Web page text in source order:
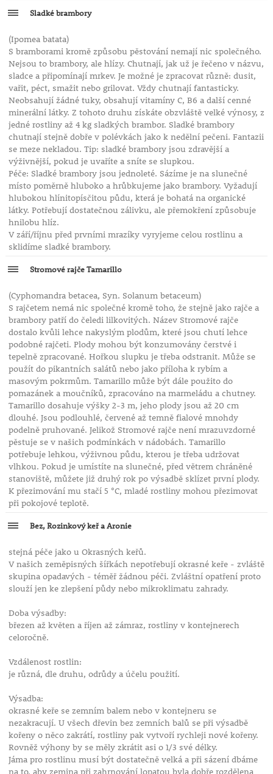
Sladké brambory
(Ipomea batata)
S bramborami kromě způsobu pěstování nemají nic společného.
Nejsou to brambory, ale hlízy. Chutnají, jak už je řečeno v názvu,
sladce a připomínají mrkev. Je možné je zpracovat různě: dusit,
vařit, péct, smažit nebo grilovat. Vždy chutnají fantasticky.
Neobsahují žádné tuky, obsahují vitamíny C, B6 a další cenné
minerální látky. Z tohoto druhu získáte obzvláště velké výnosy, z
jedné rostliny až 4 kg sladkých brambor. Sladké brambory
chutnají stejně dobře v polévkách jako k nedělní pečeni. Fantazii
se meze nekladou. Tip: sladké brambory jsou zdravější a
výživnější, pokud je uvaříte a sníte se slupkou.
Péče: Sladké brambory jsou jednoleté. Sázíme je na slunečné
místo poměrně hluboko a hrůbkujeme jako brambory. Vyžadují
hlubokou hlínitopísčitou půdu, která je bohatá na organické
látky. Potřebují dostatečnou zálivku, ale přemokření způsobuje
hnilobu hlíz.
V září/říjnu před prvními mrazíky vyryjeme celou rostlinu a
sklidíme sladké brambory.
Stromové rajče Tamarillo
(Cyphomandra betacea, Syn. Solanum betaceum)
S rajčetem nemá nic společné kromě toho, že stejně jako rajče a
brambory patří do čeledi lilkovitých. Název Stromové rajče
dostalo kvůli lehce nakyslým plodům, které jsou chutí lehce
podobné rajčeti. Plody mohou být konzumovány čerstvé i
tepelně zpracované. Hořkou slupku je třeba odstranit. Může se
použít do pikantních salátů nebo jako příloha k rybím a
masovým pokrmům. Tamarillo může být dále použito do
pomazánek a moučníků, zpracováno na marmeládu a chutney.
Tamarillo dosahuje výšky 2-3 m, jeho plody jsou až 20 cm
dlouhé. Jsou podlouhlé, červené až temně fialové mnohdy
podelně pruhované. Jelikož Stromové rajče není mrazuvzdorné
pěstuje se v našich podmínkách v nádobách. Tamarillo
potřebuje lehkou, výživnou půdu, kterou je třeba udržovat
vlhkou. Pokud je umístíte na slunečné, před větrem chráněné
stanoviště, můžete již druhý rok po výsadbě sklízet první plody.
K přezimování mu stačí 5 °C, mladé rostliny mohou přezimovat
při pokojové teplotě.
Bez, Rozinkový keř a Aronie
stejná péče jako u Okrasných keřů.
V našich zeměpisných šířkách nepotřebují okrasné keře - zvláště
skupina opadavých - téměř žádnou péči. Zvláštní opatření proto
slouží jen ke zlepšení půdy nebo mikroklimatu zahrady.
Doba výsadby:
březen až květen a říjen až zámraz, rostliny v kontejnerech
celoročně.
Vzdálenost rostlin:
je různá, dle druhu, odrůdy a účelu použití.
Výsadba:
okrasné keře se zemním balem nebo v kontejneru se
nezakracují. U všech dřevin bez zemních balů se při výsadbě
kořeny o něco zakrátí, rostliny pak vytvoří rychleji nové kořeny.
Rovněž výhony by se měly zkrátit asi o 1/3 své délky.
Jáma pro rostlinu musí být dostatečně velká a při sázení dbáme